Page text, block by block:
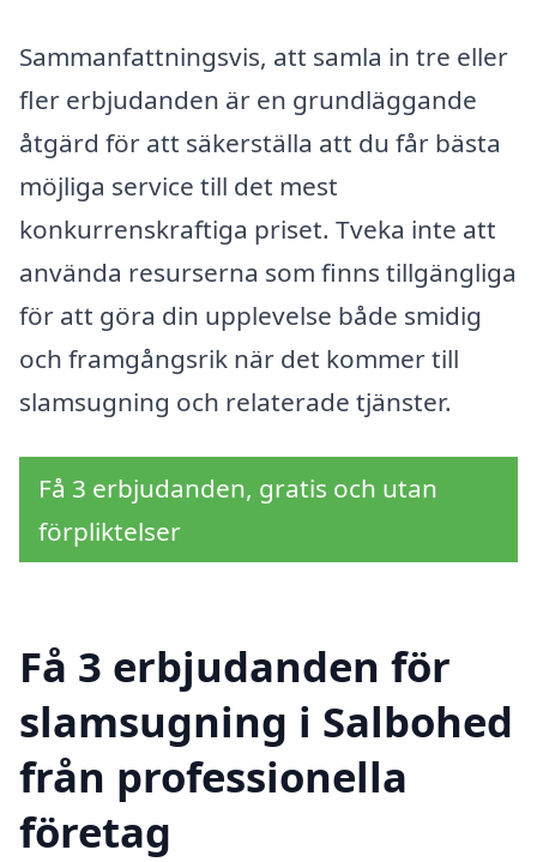
Sammanfattningsvis, att samla in tre eller
fler erbjudanden är en grundläggande
åtgärd för att säkerställa att du får bästa
möjliga service till det mest
konkurrenskraftiga priset. Tveka inte att
använda resurserna som finns tillgängliga
för att göra din upplevelse både smidig
och framgångsrik när det kommer till
slamsugning och relaterade tjänster.
Få 3 erbjudanden, gratis och utan
förpliktelser
Få 3 erbjudanden för
slamsugning i Salbohed
från professionella
företag